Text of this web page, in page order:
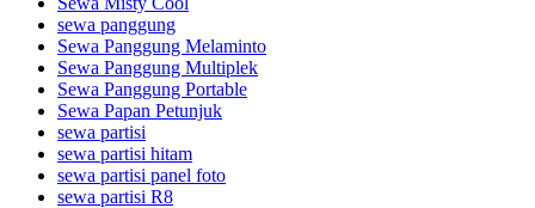
sewa panggung
Sewa Panggung Melaminto
Sewa Panggung Multiplek
Sewa Panggung Portable
Sewa Papan Petunjuk
sewa partisi
sewa partisi hitam
sewa partisi panel foto
sewa partisi R8